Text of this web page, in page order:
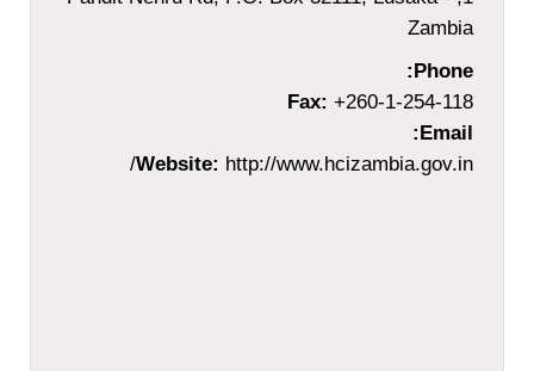
Zambia
Phone:
Fax: +260-1-254-118
Email:
Website: http://www.hcizambia.gov.in/